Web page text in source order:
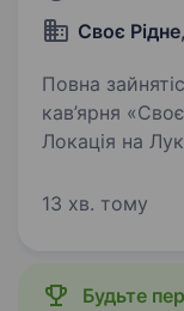
Своє Рідне
Повна
кав’ярня
Локація на
в пачках, є
13 хв. тому
Будьте